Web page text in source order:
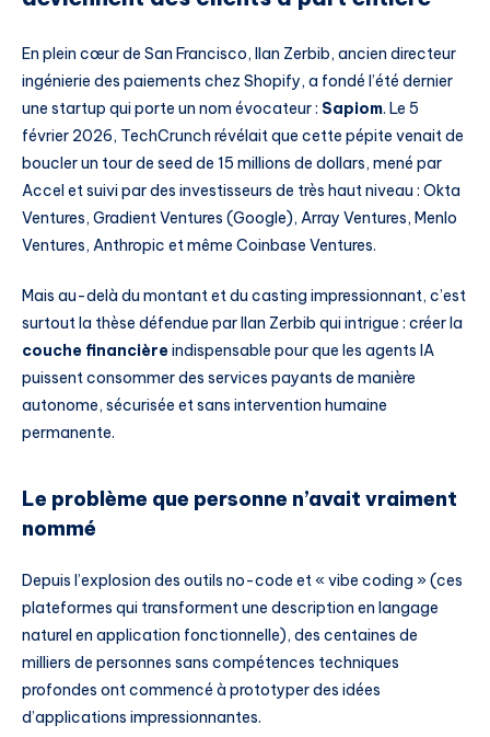
En plein cœur de San Francisco, Ilan Zerbib, ancien directeur
ingénierie des paiements chez Shopify, a fondé l’été dernier
une startup qui porte un nom évocateur : Sapiom. Le 5
février 2026, TechCrunch révélait que cette pépite venait de
boucler un tour de seed de 15 millions de dollars, mené par
Accel et suivi par des investisseurs de très haut niveau : Okta
Ventures, Gradient Ventures (Google), Array Ventures, Menlo
Ventures, Anthropic et même Coinbase Ventures.
Mais au-delà du montant et du casting impressionnant, c’est
surtout la thèse défendue par Ilan Zerbib qui intrigue : créer la
couche financièreindispensable pour que les agents IA
puissent consommer des services payants de manière
autonome, sécurisée et sans intervention humaine
permanente.
Le problème que personne n’avait vraiment
nommé
Depuis l’explosion des outils no-code et « vibe coding » (ces
plateformes qui transforment une description en langage
naturel en application fonctionnelle), des centaines de
milliers de personnes sans compétences techniques
profondes ont commencé à prototyper des idées
d’applications impressionnantes.